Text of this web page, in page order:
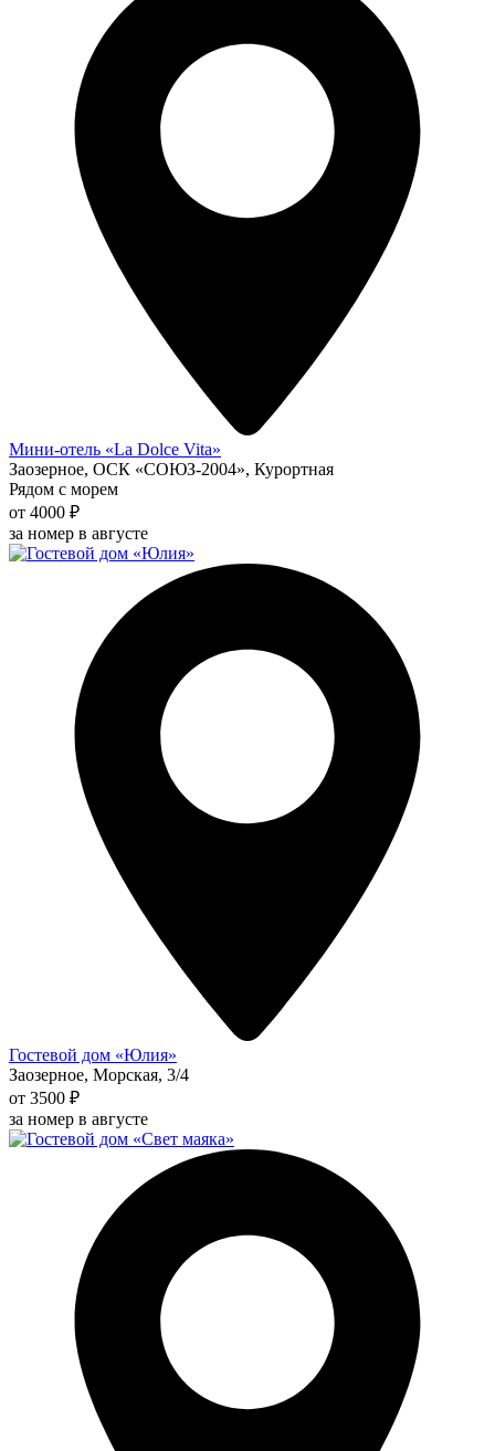
Мини-отель «La Dolce Vita»
Заозерное, ОСК «СОЮЗ-2004», Курортная
Рядом с морем
от 4000 ₽
за номер в августе
Гостевой дом «Юлия»
Заозерное, Морская, 3/4
от 3500 ₽
за номер в августе